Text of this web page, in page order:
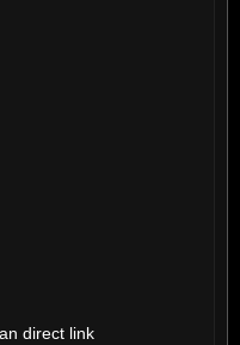
direct link